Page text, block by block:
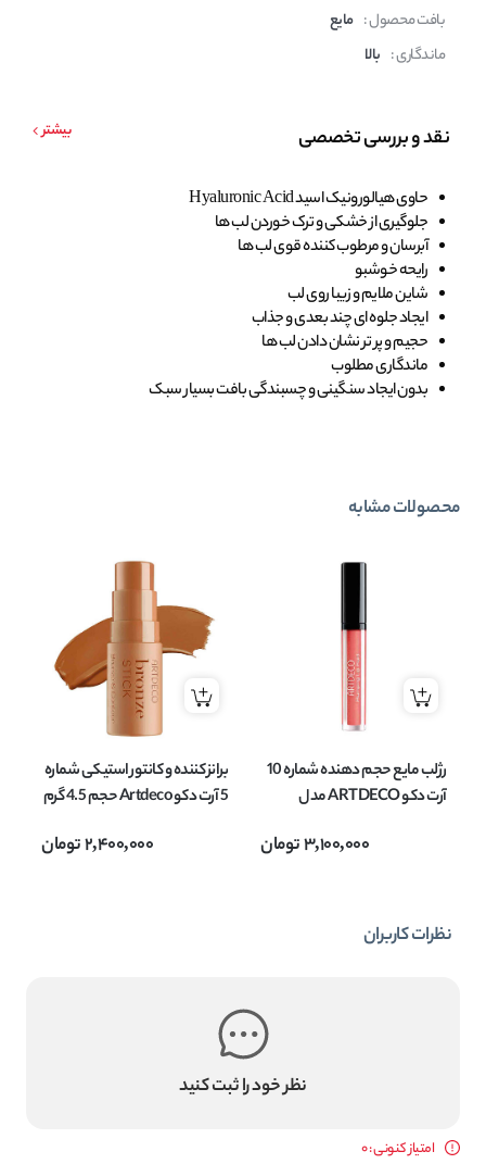
بافت محصول : مایع
ماندگاری : بالا
نقد و بررسی تخصصی بیشتر
حاوی هیالورونیک اسید Hyaluronic Acid
جلوگیری از خشکی و ترک خوردن لب ها
آبرسان و مرطوب کننده قوی لب ها
رایحه خوشبو
شاین ملایم و زیبا روی لب
ایجاد جلوه ای چند بعدی و جذاب
حجیم و پر تر نشان دادن لب ها
ماندگاری مطلوب
بدون ایجاد سنگینی و چسبندگی بافت بسیار سبک
محصولات مشابه
رژلب مایع حجم دهنده شماره 10
آرت دکو ARTDECO مدل
3,100,000تومان
برانز کننده و کانتور استیکی شماره
5 آرت دکو Artdeco حجم 4.5 گرم
2,400,000تومان
نظرات کاربران
نظر خود را ثبت کنید
امتیاز کنونی : 0